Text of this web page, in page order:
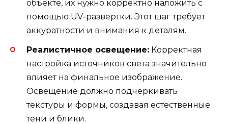
объекте, их нужно корректно наложить с
помощью UV-развертки. Этот шаг требует
аккуратности и внимания к деталям.
Реалистичное освещение: Корректная
настройка источников света значительно
влияет на финальное изображение.
Освещение должно подчеркивать
текстуры и формы, создавая естественные
тени и блики.